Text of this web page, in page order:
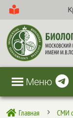
Меню
 Главная 5 СМИ